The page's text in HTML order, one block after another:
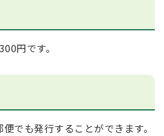
円です。
でも発行することができます。